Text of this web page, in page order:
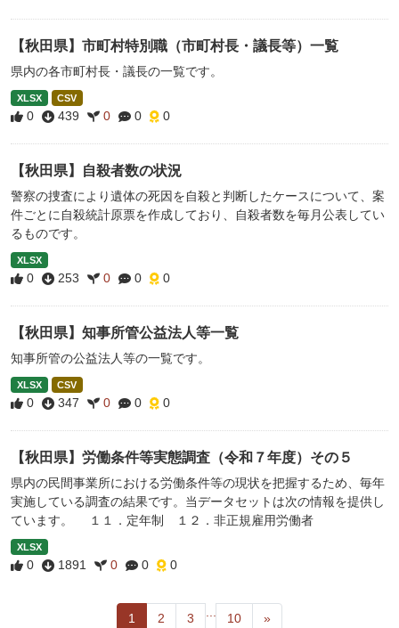
【秋田県】市町村特別職（市町村長・議長等）一覧
県内の各市町村長・議長の一覧です。
XLSX CSV
0 439 0 0 0
【秋田県】自殺者数の状況
警察の捜査により遺体の死因を自殺と判断したケースについて、案
件ごとに自殺統計原票を作成しており、自殺者数を毎月公表してい
るものです。
XLSX
0 253 0 0 0
【秋田県】知事所管公益法人等一覧
知事所管の公益法人等の一覧です。
XLSX CSV
0 347 0 0 0
【秋田県】労働条件等実態調査（令和７年度）その５
県内の民間事業所における労働条件等の現状を把握するため、毎年
実施している調査の結果です。当データセットは次の情報を提供し
ています。 １１．定年制 １２．非正規雇用労働者
XLSX
0 1891 0 0 0
1 2 3 10 »